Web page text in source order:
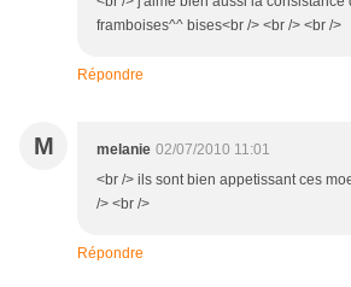
framboises^^ bises<br /> <br /> <br />
Répondre
M melanie 02/07/2010 11:01
<br /> ils sont bien appetissant ces
/> <br />
Répondre